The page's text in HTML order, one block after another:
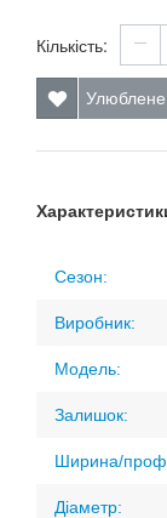
Кількість:
Улюблене
Сезон:
Виробник:
Модель:
Залишок:
Ширина/
Діаметр: